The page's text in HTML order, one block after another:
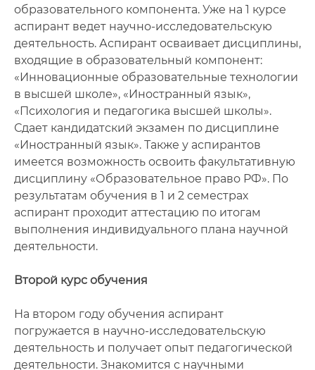
образовательного компонента. Уже на 1 курсе
аспирант ведет научно-исследовательскую
деятельность. Аспирант осваивает дисциплины,
входящие в образовательный компонент:
«Инновационные образовательные технологии
в высшей школе», «Иностранный язык»,
«Психология и педагогика высшей школы».
Сдает кандидатский экзамен по дисциплине
«Иностранный язык». Также у аспирантов
имеется возможность освоить факультативную
дисциплину «Образовательное право РФ». По
результатам обучения в 1 и 2 семестрах
аспирант проходит аттестацию по итогам
выполнения индивидуального плана научной
деятельности.
Второй курс обучения
На втором году обучения аспирант
погружается в научно-исследовательскую
деятельность и получает опыт педагогической
деятельности. Знакомится с научными